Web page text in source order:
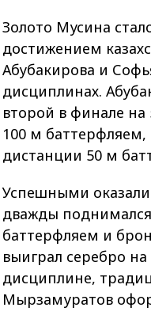
Золото Мусина
достижением
Абубакирова и
дисциплинах.
второй в финале
100 м баттерфляем,
дистанции 50 м
Успешными
дважды
баттерфляем и
выиграл серебро
дисциплине,
Мырзамуратов